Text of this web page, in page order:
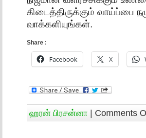
கிடைத்திருக்கும் வாய்ப்பை
வாக்களியுங்கள்.
Share :
Facebook X
ஹரன் பிரசன்னா | Comments